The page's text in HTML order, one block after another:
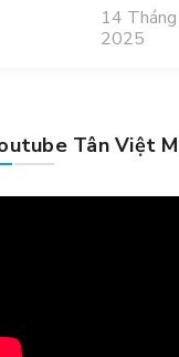
14
2025
Tân Việt